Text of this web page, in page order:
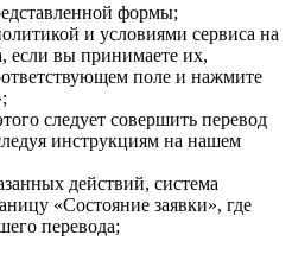
формы;
и условиями сервиса на
если вы принимаете их,
поле и нажмите
следует совершить перевод
инструкциям на нашем
действий, система
«Состояние заявки», где
перевода;